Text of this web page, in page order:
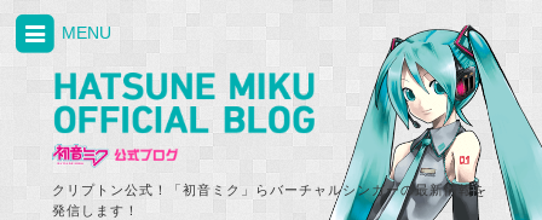
クリプトン公式！「初音ミク」らバーチャルシンガーの最新情報を
発信します！
MENU